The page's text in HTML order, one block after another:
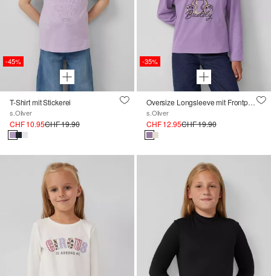
-45%
T-Shirt mit Stickerei
s.Oliver
CHF 10.95CHF 19.90
-35%
Oversize Longsleeve mit Frontprint
s.Oliver
CHF 12.95CHF 19.90